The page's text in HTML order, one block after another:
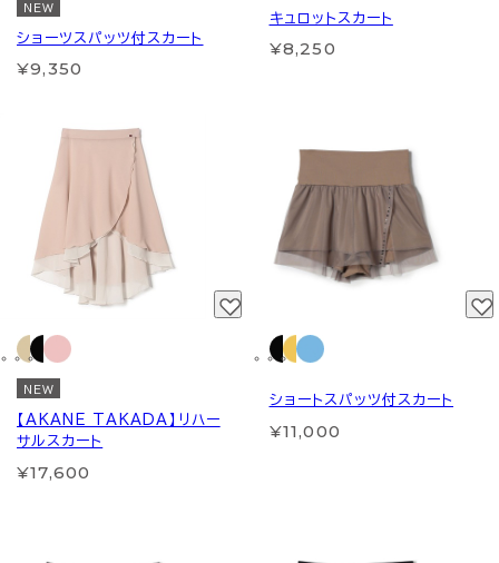
NEW
ショーツスパッツ付スカート
¥9,350
キュロットスカート
¥8,250
NEW
【AKANE TAKADA】リハー
サルスカート
¥17,600
ショートスパッツ付スカート
¥11,000